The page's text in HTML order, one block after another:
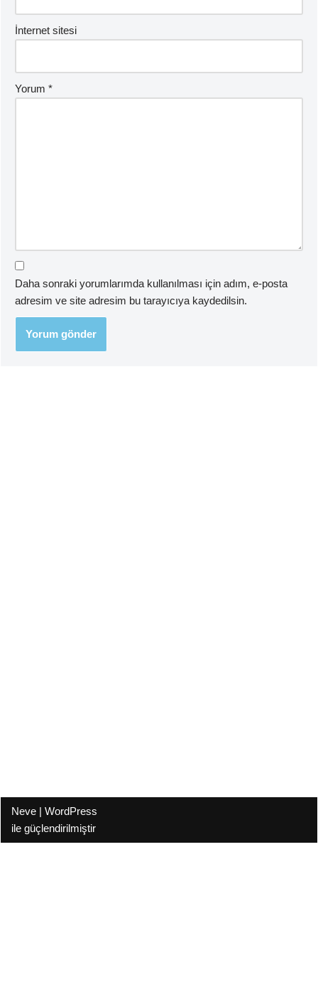
İnternet sitesi
Yorum *
Daha sonraki yorumlarımda kullanılması için adım, e-posta
adresim ve site adresim bu tarayıcıya kaydedilsin.
Neve | WordPress
ile güçlendirilmiştir